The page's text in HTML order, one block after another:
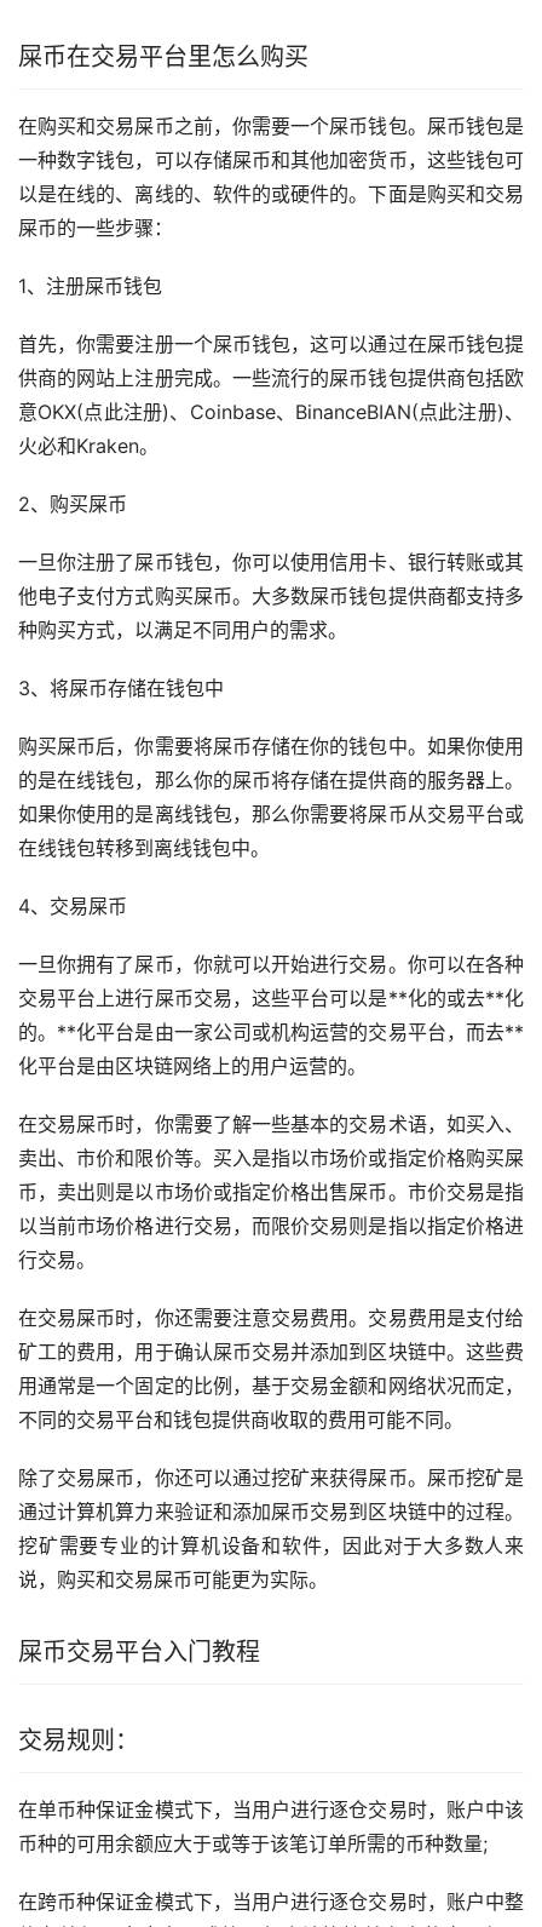
屎币在交易平台里怎么购买
在购买和交易屎币之前，你需要一个屎币钱包。屎币钱包是
一种数字钱包，可以存储屎币和其他加密货币，这些钱包可
以是在线的、离线的、软件的或硬件的。下面是购买和交易
屎币的一些步骤：
1、注册屎币钱包
首先，你需要注册一个屎币钱包，这可以通过在屎币钱包提
供商的网站上注册完成。一些流行的屎币钱包提供商包括欧
意OKX(点此注册)、Coinbase、BinanceBIAN(点此注册)、
火必和Kraken。
2、购买屎币
一旦你注册了屎币钱包，你可以使用信用卡、银行转账或其
他电子支付方式购买屎币。大多数屎币钱包提供商都支持多
种购买方式，以满足不同用户的需求。
3、将屎币存储在钱包中
购买屎币后，你需要将屎币存储在你的钱包中。如果你使用
的是在线钱包，那么你的屎币将存储在提供商的服务器上。
如果你使用的是离线钱包，那么你需要将屎币从交易平台或
在线钱包转移到离线钱包中。
4、交易屎币
一旦你拥有了屎币，你就可以开始进行交易。你可以在各种
交易平台上进行屎币交易，这些平台可以是**化的或去**化
的。**化平台是由一家公司或机构运营的交易平台，而去**
化平台是由区块链网络上的用户运营的。
在交易屎币时，你需要了解一些基本的交易术语，如买入、
卖出、市价和限价等。买入是指以市场价或指定价格购买屎
币，卖出则是以市场价或指定价格出售屎币。市价交易是指
以当前市场价格进行交易，而限价交易则是指以指定价格进
行交易。
在交易屎币时，你还需要注意交易费用。交易费用是支付给
矿工的费用，用于确认屎币交易并添加到区块链中。这些费
用通常是一个固定的比例，基于交易金额和网络状况而定，
不同的交易平台和钱包提供商收取的费用可能不同。
除了交易屎币，你还可以通过挖矿来获得屎币。屎币挖矿是
通过计算机算力来验证和添加屎币交易到区块链中的过程。
挖矿需要专业的计算机设备和软件，因此对于大多数人来
说，购买和交易屎币可能更为实际。
屎币交易平台入门教程
交易规则：
在单币种保证金模式下，当用户进行逐仓交易时，账户中该
币种的可用余额应大于或等于该笔订单所需的币种数量;
在跨币种保证金模式下，当用户进行逐仓交易时，账户中整